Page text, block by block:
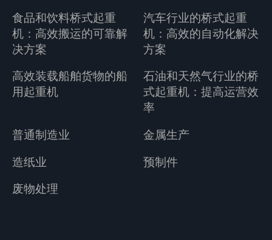
食品和饮料桥式起重
机：高效搬运的可靠解
决方案
汽车行业的桥式起重
机：高效的自动化解决
方案
高效装载船舶货物的船
用起重机
石油和天然气行业的桥
式起重机：提高运营效
率
普通制造业
金属生产
造纸业
预制件
废物处理